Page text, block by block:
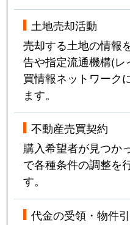
土地売却活動
売却する土地の情報
告や指定流通機構(
買情報ネットワーク
ます。
不動産売買契約
購入希望者が見つか
で各種条件の調整を
す。
代金の受領・物件